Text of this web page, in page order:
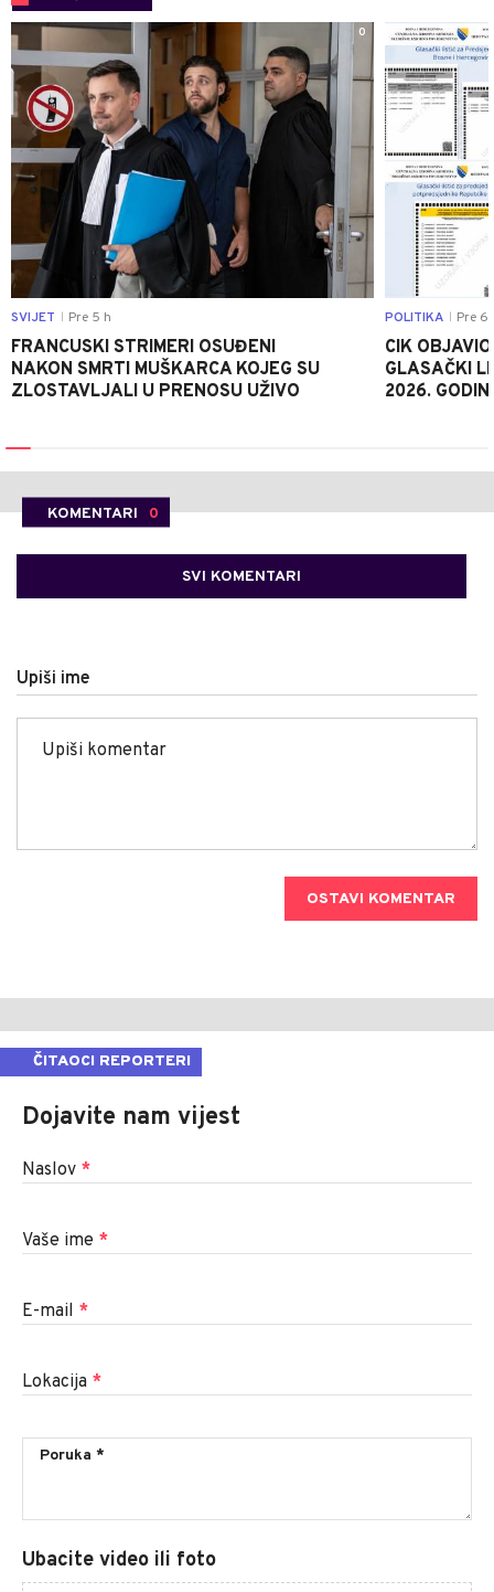
0
SVIJET Pre 5 h
FRANCUSKI STRIMERI OSUĐENI
NAKON SMRTI MUŠKARCA KOJEG SU
ZLOSTAVLJALI U PRENOSU UŽIVO
POLITIKA Pre 6
CIK
GLASAČKI
2026.
KOMENTARI 0
SVI KOMENTARI
Upiši ime
OSTAVI KOMENTAR
ČITAOCI REPORTERI
Dojavite nam vijest
Naslov *
Vaše ime *
E-mail *
Lokacija *
Ubacite video ili foto